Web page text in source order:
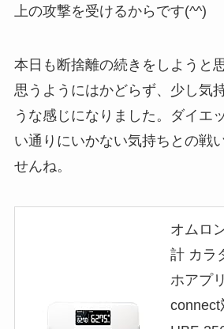
上の攻撃を受けるからです(^^)
本日も断捨離の続きをしようと
思うようにはかどらず、少し気
うな感じになりました。ダイエ
い通りにいかない気持ちとの戦
せんね。
オムロ
計 カラ
ホアプ
connect